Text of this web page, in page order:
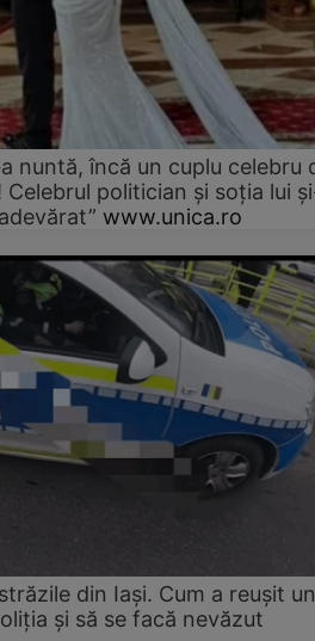
nuntă, încă un cuplu celebru
politician și soția lui
www.unica.ro
din Iași. Cum a reușit un
și să se facă nevăzut